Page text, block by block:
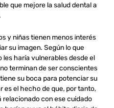
que mejore la salud dental a
y niñas tienen menos interés
su imagen. Según lo que
haría vulnerables desde el
terminan de ser conscientes
su boca para potenciar su
es el hecho de que, por tanto,
relacionado con ese cuidado